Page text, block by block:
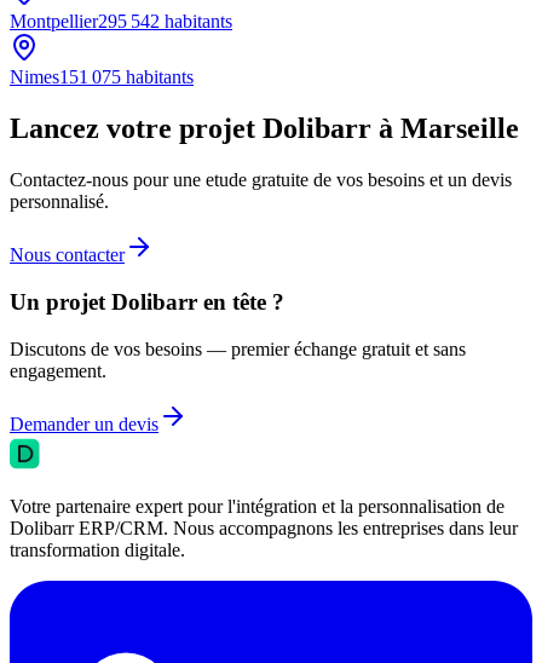
Montpellier295 542 habitants
Nimes151 075 habitants
Lancez votre projet Dolibarr à Marseille
Contactez-nous pour une etude gratuite de vos besoins et un devis
personnalisé.
Nous contacter
Un projet Dolibarr en tête ?
Discutons de vos besoins — premier échange gratuit et sans
engagement.
Demander un devis
Votre partenaire expert pour l'intégration et la personnalisation de
Dolibarr ERP/CRM. Nous accompagnons les entreprises dans leur
transformation digitale.